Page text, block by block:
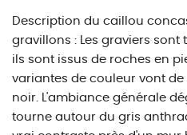
Description du caillou
gravillons : Les graviers sont
ils sont issus de roches en
variantes de couleur vont
noir. L'ambiance générale
tourne autour du gris